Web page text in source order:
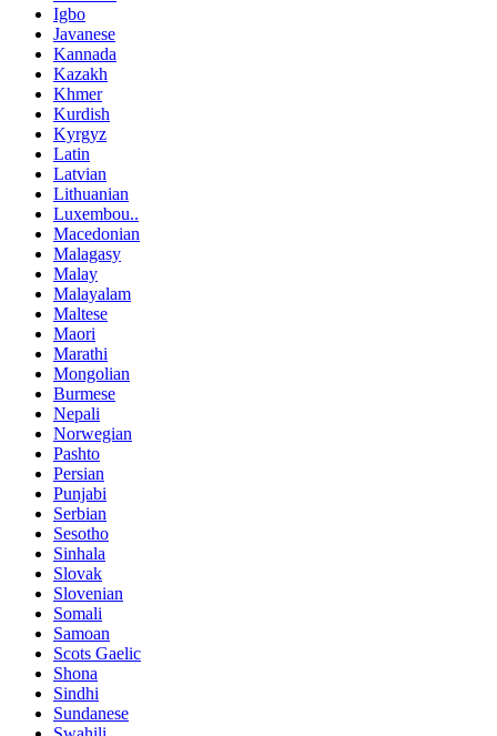
Igbo
Javanese
Kannada
Kazakh
Khmer
Kurdish
Kyrgyz
Latin
Latvian
Lithuanian
Luxembou..
Macedonian
Malagasy
Malay
Malayalam
Maltese
Maori
Marathi
Mongolian
Burmese
Nepali
Norwegian
Pashto
Persian
Punjabi
Serbian
Sesotho
Sinhala
Slovak
Slovenian
Somali
Samoan
Scots Gaelic
Shona
Sindhi
Sundanese